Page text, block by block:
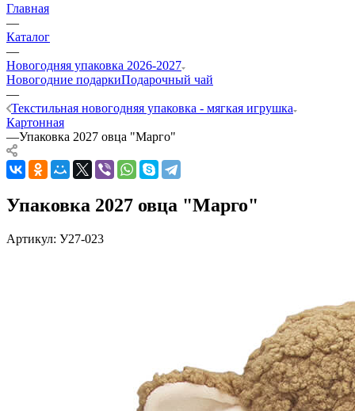
Главная
—
Каталог
—
Новогодняя упаковка 2026-2027
Новогодние подаркиПодарочный чай
—
Текстильная новогодняя упаковка - мягкая игрушка
Картонная
—Упаковка 2027 овца "Марго"
Упаковка 2027 овца "Марго"
Артикул: У27-023